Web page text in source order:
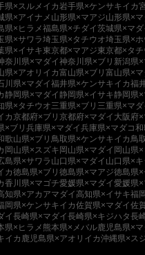
県×スルメイカ 岩手県×ケンサキイカ
県×アイナメ 山形県×マアジ山形県×マ
県×ヒラメ福島県×チダイ茨城県×マダ
県×サワラ埼玉県×タチウオ埼玉県×ホ
県×イサキ東京都×マアジ東京都×タチ
奈川県×マダイ神奈川県×ブリ 新潟県×
県×アオリイカ富山県×ブリ 富山県×マ
川県×マダイ福井県×ケンサキイカ福
静岡県×マダイ静岡県×イサキ静岡県×
県×タチウオ三重県×ブリ 三重県×マダ
カ京都府×ブリ 京都府×マダイ 大阪府×
×ブリ 兵庫県×マダイ兵庫県×マダコ和
歌山県×ブリ 鳥取県×ケンサキイカ 鳥
岡山県×スズキ岡山県×マダイ 岡山県×
島県×サワラ 山口県×マダイ 山口県×キ
カ徳島県×ブリ 徳島県×マアジ徳島県×
香川県×マゴチ愛媛県×マダイ愛媛県×
知県×アカアマダイ高知県×イサキ福
岡県×ケンサキイカ佐賀県×マダイ佐
イ長崎県×マダイ長崎県×キジハタ長
県×ヒラメ 熊本県×メバル鹿児島県×マ
イカ 鹿児島県×アオリイカ沖縄県×ス